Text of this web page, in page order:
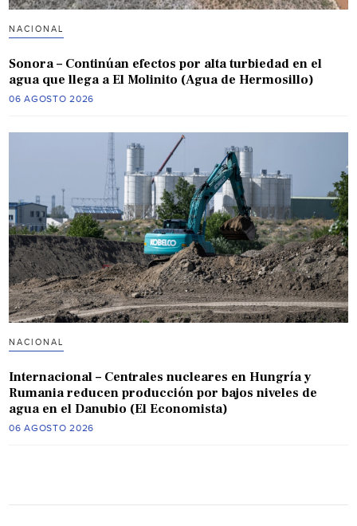
NACIONAL
Sonora – Continúan efectos por alta turbiedad en el
agua que llega a El Molinito (Agua de Hermosillo)
06 AGOSTO 2026
NACIONAL
Internacional – Centrales nucleares en Hungría y
Rumania reducen producción por bajos niveles de
agua en el Danubio (El Economista)
06 AGOSTO 2026